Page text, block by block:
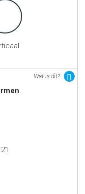
Wat is dit?
21